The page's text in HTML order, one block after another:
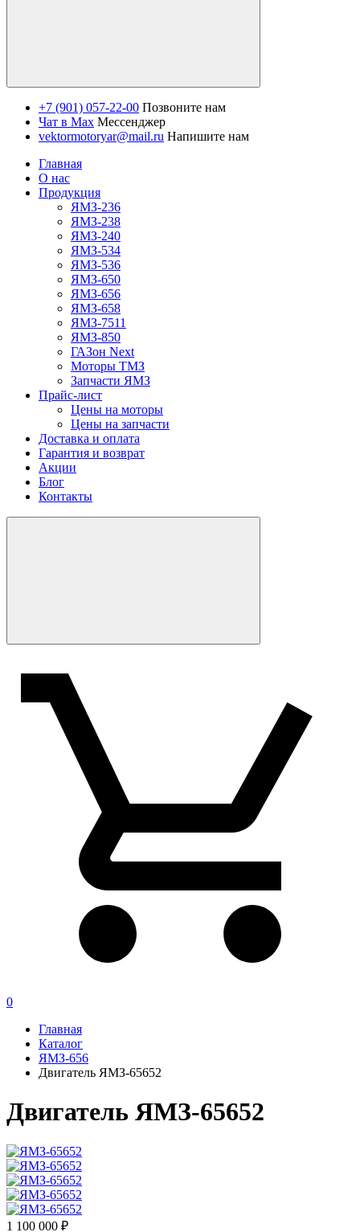
+7 (901) 057-22-00 Позвоните нам
Чат в Max Мессенджер
vektormotoryar@mail.ru Напишите нам
Главная
О нас
Продукция
ЯМЗ-236
ЯМЗ-238
ЯМЗ-240
ЯМЗ-534
ЯМЗ-536
ЯМЗ-650
ЯМЗ-656
ЯМЗ-658
ЯМЗ-7511
ЯМЗ-850
ГАЗон Next
Моторы ТМЗ
Запчасти ЯМЗ
Прайс-лист
Цены на моторы
Цены на запчасти
Доставка и оплата
Гарантия и возврат
Акции
Блог
Контакты
0
Главная
Каталог
ЯМЗ-656
Двигатель ЯМЗ-65652
Двигатель ЯМЗ-65652
1 100 000 ₽